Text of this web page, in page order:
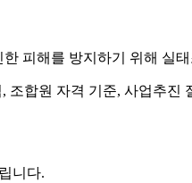
피해를 방지하기 위해 실
합원 자격 기준, 사업추
니다.